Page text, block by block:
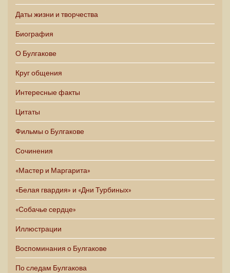
Даты жизни и творчества
Биография
О Булгакове
Круг общения
Интересные факты
Цитаты
Фильмы о Булгакове
Сочинения
«Мастер и Маргарита»
«Белая гвардия» и «Дни Турбиных»
«Собачье сердце»
Иллюстрации
Воспоминания о Булгакове
По следам Булгакова